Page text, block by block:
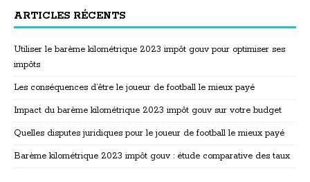
ARTICLES RÉCENTS
Utiliser le barème kilométrique 2023 impôt gouv pour optimiser ses
impôts
Les conséquences d’être le joueur de football le mieux payé
Impact du barème kilométrique 2023 impôt gouv sur votre budget
Quelles disputes juridiques pour le joueur de football le mieux payé
Barème kilométrique 2023 impôt gouv : étude comparative des taux